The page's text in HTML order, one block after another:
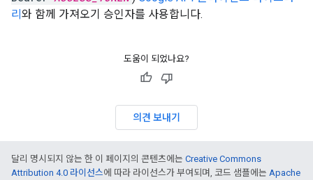
리 와 함께 가져오기 승인자를 사용합니다.
도움이 되었나요?
의견 보내기
달리 명시되지 않는 한 이 페이지의 콘텐츠에는 Creative Commons
Attribution 4.0 라이선스에 따라 라이선스가 부여되며, 코드 샘플에는 Apache